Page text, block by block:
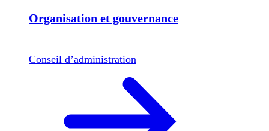
Organisation et gouvernance
Conseil d’administration